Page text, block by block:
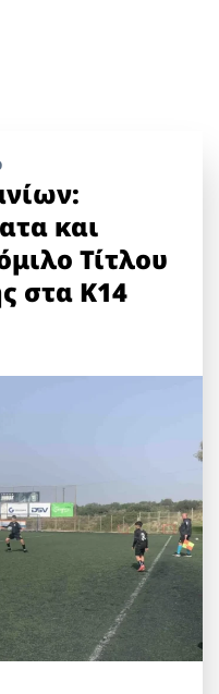
και
Τίτλου
στα Κ14